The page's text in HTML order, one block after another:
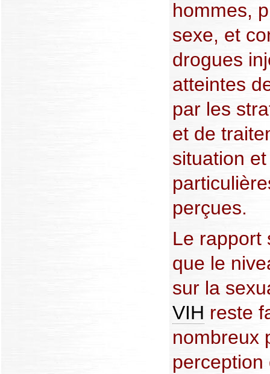
hommes,
sexe, et
drogues
atteintes
par les
et de
situation
perçues.
Le rapport
que le
sur la
VIH reste
nombreux